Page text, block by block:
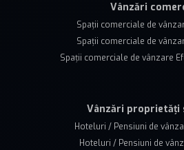
Vânzări
Spații comerciale de
Spații comerciale de
Spații comerciale de vânzare
Vânzări proprietăți
Hoteluri / Pensiuni de
Hoteluri / Pensiuni de